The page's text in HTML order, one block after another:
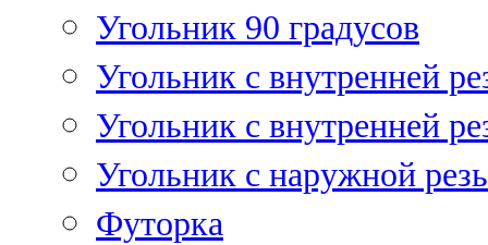
Угольник 90 градусов
Угольник c внутренней
Угольник с внутренней
Угольник с наружной
Футорка